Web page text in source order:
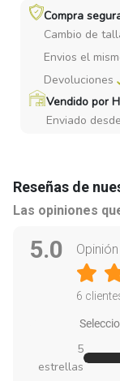
Compra
Cambio de
Envios el
Devoluciones
Vendido por
Enviado
Reseñas de
Las opiniones
5.0
6
5
estrellas